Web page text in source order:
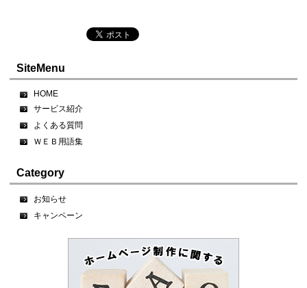
SiteMenu
HOME
サービス紹介
よくある質問
ＷＥＢ用語集
Category
お知らせ
キャンペーン